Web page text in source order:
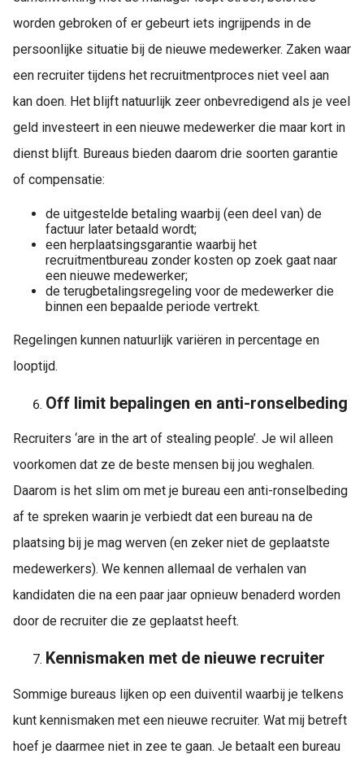
worden gebroken of er gebeurt iets ingrijpends in de
persoonlijke situatie bij de nieuwe medewerker. Zaken waar
een recruiter tijdens het recruitmentproces niet veel aan
kan doen. Het blijft natuurlijk zeer onbevredigend als je veel
geld investeert in een nieuwe medewerker die maar kort in
dienst blijft. Bureaus bieden daarom drie soorten garantie
of compensatie:
de uitgestelde betaling waarbij (een deel van) de
factuur later betaald wordt;
een herplaatsingsgarantie waarbij het
recruitmentbureau zonder kosten op zoek gaat naar
een nieuwe medewerker;
de terugbetalingsregeling voor de medewerker die
binnen een bepaalde periode vertrekt.
Regelingen kunnen natuurlijk variëren in percentage en
looptijd.
Off limit bepalingen en anti-ronselbeding
Recruiters ‘are in the art of stealing people’. Je wil alleen
voorkomen dat ze de beste mensen bij jou weghalen.
Daarom is het slim om met je bureau een anti-ronselbeding
af te spreken waarin je verbiedt dat een bureau na de
plaatsing bij je mag werven (en zeker niet de geplaatste
medewerkers). We kennen allemaal de verhalen van
kandidaten die na een paar jaar opnieuw benaderd worden
door de recruiter die ze geplaatst heeft.
Kennismaken met de nieuwe recruiter
Sommige bureaus lijken op een duiventil waarbij je telkens
kunt kennismaken met een nieuwe recruiter. Wat mij betreft
hoef je daarmee niet in zee te gaan. Je betaalt een bureau